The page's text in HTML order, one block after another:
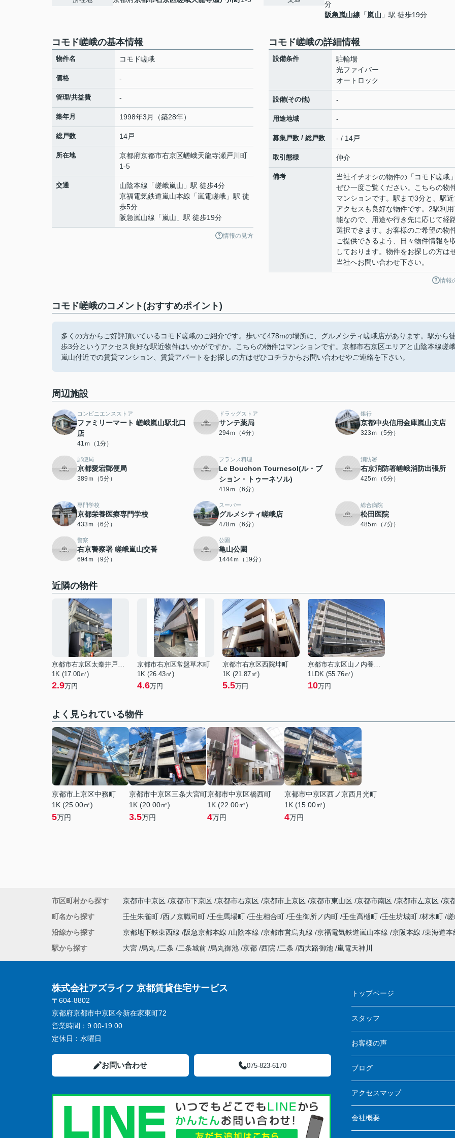
分
阪急嵐山線 「嵐山 」駅 徒歩19分
コモド嵯峨の基本情報
物件名 コモド嵯峨
価格 -
管理/共益費 -
築年月 1998年3月（築28年）
総戸数 14戸
所在地 京都府京都市右京区嵯峨天龍寺瀬戸川町
1-5
交通 山陰本線 「嵯峨嵐山 」駅 徒歩4分
京福電気鉄道嵐山本線 「嵐電嵯峨 」駅 徒
歩5分
阪急嵐山線 「嵐山 」駅 徒歩19分
情報の見方
コモド嵯峨の詳細情報
設備条件
駐輪場
光ファイバー
オートロック
設備(その他) -
用途地域 -
募集戸数 / 総戸数 - / 14戸
取引態様 仲介
備考
当社イチオシの物件の「コモド嵯峨」
ぜひ一度ご覧ください。こちらの物
マンションです。駅まで3分と、駅
アクセスも良好な物件です。2駅利
能なので、用途や行き先に応じて経
選択できます。お客様のご希望の物
ご提供できるよう、日々物件情報を
しております。物件をお探しの方は
当社へお問い合わせ下さい。
情報
コモド嵯峨のコメント(おすすめポイント)
多くの方からご好評頂いているコモド嵯峨のご紹介です。歩いて478mの場所に、グルメシティ嵯峨店があります。駅から徒
歩3分というアクセス良好な駅近物件はいかがですか。こちらの物件はマンションです。京都市右京区エリアと山陰本線嵯
嵐山付近での賃貸マンション、賃貸アパートをお探しの方はぜひコチラからお問い合わせやご連絡を下さい。
周辺施設
コンビニエンスストア
ファミリーマート 嵯峨嵐山駅北口
店
41ｍ（1分）
ドラッグストア
サンテ薬局
294ｍ（4分）
銀行
京都中央信用金庫嵐山支店
323ｍ（5分）
郵便局
京都愛宕郵便局
389ｍ（5分）
フランス料理
Le Bouchon Tournesol(ル・ブ
ション・トゥーネソル)
419ｍ（6分）
消防署
右京消防署嵯峨消防出張所
425ｍ（6分）
専門学校
京都栄養医療専門学校
433ｍ（6分）
スーパー
グルメシティ嵯峨店
478ｍ（6分）
総合病院
松田医院
485ｍ（7分）
警察
右京警察署 嵯峨嵐山交番
694ｍ（9分）
公園
亀山公園
1444ｍ（19分）
近隣の物件
京都市右京区太秦井戸ケ尻町
1K (17.00㎡)
2.9万円
京都市右京区常盤草木町
1K (26.43㎡)
4.6万円
京都市右京区西院坤町
1K (21.87㎡)
5.5万円
京都市右京区山ノ内養老町
1LDK (55.76㎡)
10万円
よく見られている物件
京都市上京区中務町
1K (25.00㎡)
5万円
京都市中京区三条大宮町
1K (20.00㎡)
3.5万円
京都市中京区橋西町
1K (22.00㎡)
4万円
京都市中京区西ノ京西月光町
1K (15.00㎡)
4万円
市区町村から探す 京都市中京区 京都市下京区 京都市右京区 京都市上京区 京都市東山区 京都市南区 京都市左京区 京
町名から探す
壬生朱雀町 西ノ京職司町 壬生馬場町 壬生相合町 壬生御所ノ内町 壬生高樋町 壬生坊城町 材木町
沿線から探す
京都地下鉄東西線 阪急京都本線 山陰本線 京都市営烏丸線 京福電気鉄道嵐山本線 京阪本線 東海道本
駅から探す
大宮 烏丸 二条 二条城前 烏丸御池 京都 西院 二条 西大路御池 嵐電天神川
株式会社アズライフ 京都賃貸住宅サービス
〒604-8802
京都府京都市中京区今新在家東町72
営業時間： 9:00-19:00
定休日： 水曜日
お問い合わせ 075-823-6170
トップページ
スタッフ
お客様の声
ブログ
アクセスマップ
会社概要